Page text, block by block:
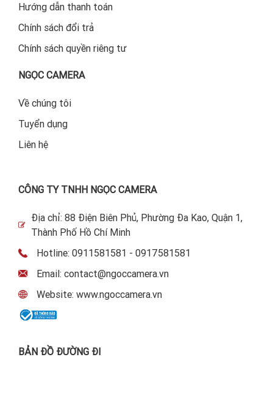
Hướng dẫn thanh toán
Chính sách đổi trả
Chính sách quyền riêng tư
NGỌC CAMERA
Về chúng tôi
Tuyển dụng
Liên hệ
CÔNG TY TNHH NGỌC CAMERA
Địa chỉ: 88 Điện Biên Phủ, Phường Đa Kao, Quận 1,
Thành Phố Hồ Chí Minh
Hotline: 0911581581 - 0917581581
Email: contact@ngoccamera.vn
Website: www.ngoccamera.vn
BẢN ĐỒ ĐƯỜNG ĐI